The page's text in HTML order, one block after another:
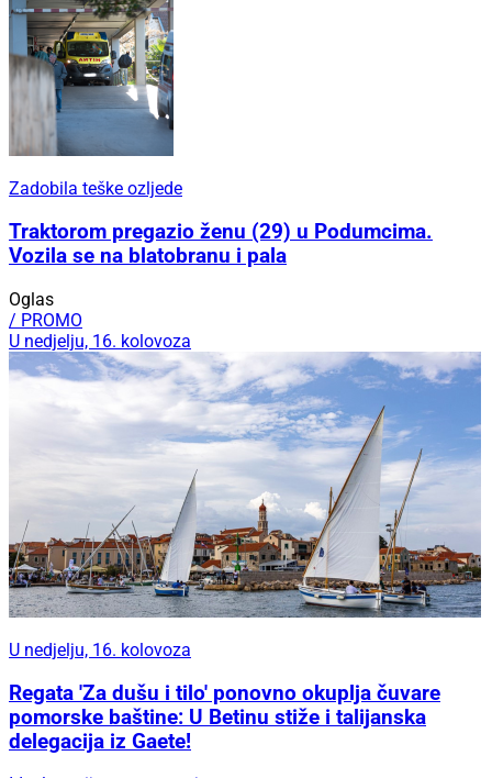
Zadobila teške ozljede
Traktorom pregazio ženu (29) u Podumcima.
Vozila se na blatobranu i pala
Oglas
/ PROMO
U nedjelju, 16. kolovoza
U nedjelju, 16. kolovoza
Regata 'Za dušu i tilo' ponovno okuplja čuvare
pomorske baštine: U Betinu stiže i talijanska
delegacija iz Gaete!